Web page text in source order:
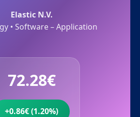
Elastic N.V.
• Software – Application
72.28€
+0.86€ (1.20%)